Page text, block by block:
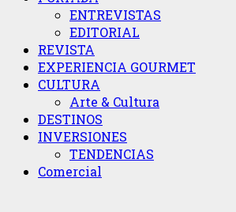
ENTREVISTAS
EDITORIAL
REVISTA
EXPERIENCIA GOURMET
CULTURA
Arte & Cultura
DESTINOS
INVERSIONES
TENDENCIAS
Comercial